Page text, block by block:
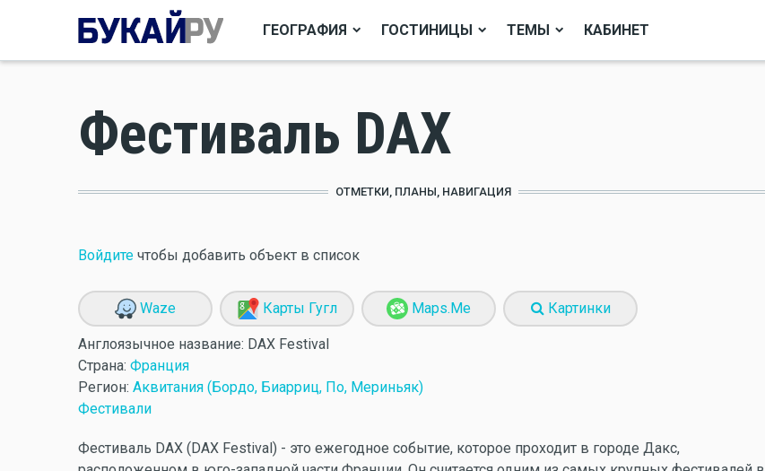
ГЕОГРАФИЯ ГОСТИНИЦЫ ТЕМЫ КАБИНЕТ
Фестиваль DAX
ОТМЕТКИ, ПЛАНЫ, НАВИГАЦИЯ
Войдите чтобы добавить объект в список
Waze Карты Гугл Maps.Me Картинки
Англоязычное название: DAX Festival
Страна: Франция
Регион: Аквитания (Бордо, Биарриц, По, Мериньяк)
Фестивали
Фестиваль DAX (DAX Festival) - это ежегодное событие, которое проходит в городе Дакс,